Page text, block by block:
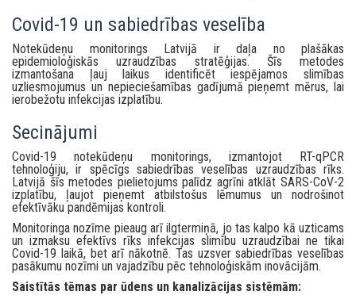
Covid-19 un sabiedrības veselība
Notekūdeņu monitorings Latvijā ir daļa no plašākas
epidemioloģiskās uzraudzības stratēģijas. Šīs metodes
izmantošana ļauj laikus identificēt iespējamos slimības
uzliesmojumus un nepieciešamības gadījumā pieņemt mērus, lai
ierobežotu infekcijas izplatību.
Secinājumi
Covid-19 notekūdeņu monitorings, izmantojot RT-qPCR
tehnoloģiju, ir spēcīgs sabiedrības veselības uzraudzības rīks.
Latvijā šīs metodes pielietojums palīdz agrīni atklāt SARS-CoV-2
izplatību, ļaujot pieņemt atbilstošus lēmumus un nodrošinot
efektīvāku pandēmijas kontroli.
Monitoringa nozīme pieaug arī ilgtermiņā, jo tas kalpo kā uzticams
un izmaksu efektīvs rīks infekcijas slimību uzraudzībai ne tikai
Covid-19 laikā, bet arī nākotnē. Tas uzsver sabiedrības veselības
pasākumu nozīmi un vajadzību pēc tehnoloģiskām inovācijām.
Saistītās tēmas par ūdens un kanalizācijas sistēmām: